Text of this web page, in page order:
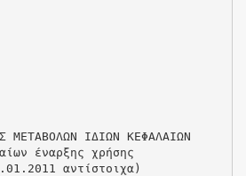
ΜΕΤΑΒΟΛΩΝ ΙΔΙΩΝ ΚΕΦΑΛΑΙΩΝ
έναρξης χρήσης
αντίστοιχα)